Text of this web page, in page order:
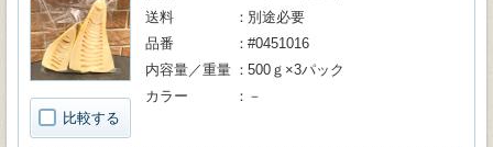
比較する
送料
別途必要
品番
#0451016
内容量／重量
500ｇ×3パック
カラー
－